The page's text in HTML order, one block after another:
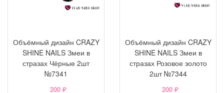
Объёмный дизайн CRAZY
SHINE NAILS Змеи в
стразах Чёрные 2шт
№7341
200 ₽
Объёмный дизайн CRAZY
SHINE NAILS Змеи в
стразах Розовое золото
2шт №7344
200 ₽